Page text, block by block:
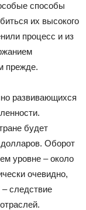
способы
их высокого
процесс и из
прежде.
развивающихся
будет
Оборот
уровне – около
очевидно,
– следствие